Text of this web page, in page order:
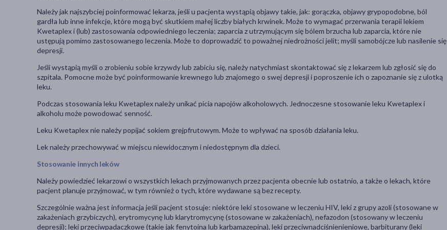
Należy jak najszybciej poinformować lekarza, jeśli u pacjenta wystąpią objawy takie, jak: gorączka, objawy grypopodobne, ból
gardła lub inne infekcje, które mogą być skutkiem małej liczby białych krwinek. Może to wymagać przerwania terapii lekiem
Kwetaplex i (lub) zastosowania odpowiedniego leczenia; zaparcia z utrzymującym się bólem brzucha lub zaparcia, które nie
ustępują pomimo zastosowanego leczenia. Może to doprowadzić to poważnej niedrożności jelit; myśli samobójcze lub nasilenie się
depresji.
Jeśli wystąpią myśli o zrobieniu sobie krzywdy lub zabiciu się, należy natychmiast skontaktować się z lekarzem lub zgłosić się do
szpitala. Pomocne może być poinformowanie krewnego lub znajomego o swej depresji i poproszenie ich o zapoznanie się z ulotką
leku.
Podczas stosowania leku Kwetaplex należy unikać picia napojów alkoholowych. Jednoczesne stosowanie leku Kwetaplex i
alkoholu może powodować senność.
Leku Kwetaplex nie należy popijać sokiem grejpfrutowym. Może to wpływać na sposób działania leku.
Lek należy przechowywać w miejscu niewidocznym i niedostępnym dla dzieci.
Stosowanie innych leków
Należy powiedzieć lekarzowi o wszystkich lekach przyjmowanych przez pacjenta obecnie lub ostatnio, a także o lekach, które
pacjent planuje przyjmować, w tym również o tych, które wydawane są bez recepty.
Szczególnie ważna jest informacja jeśli pacjent stosuje: niektóre leki stosowane w leczeniu HIV, leki z grupy azoli (stosowane w
zakażeniach grzybiczych), erytromycynę lub klarytromycynę (stosowane w zakażeniach), nefazodon (stosowany w leczeniu
depresji); leki przeciwpadaczkowe (takie jak fenytoina lub karbamazepina), leki przeciwnadciśnienieniowe, barbiturany (leki